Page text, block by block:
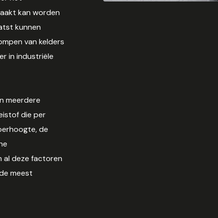
kan worden
kunnen
van kelders
in industriële
meerdere
die per
de
al deze factoren
meest